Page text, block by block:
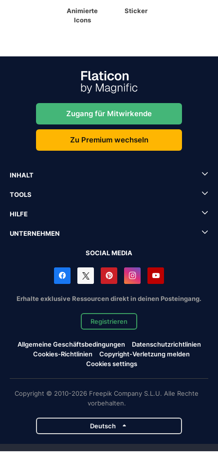
Animierte
Icons
Sticker
Zugang für Mitwirkende
Zu Premium wechseln
INHALT
TOOLS
HILFE
UNTERNEHMEN
SOCIAL MEDIA
Erhalte exklusive Ressourcen direkt in deinen Posteingang.
Registrieren
Allgemeine Geschäftsbedingungen
Datenschutzrichtlinien
Cookies-Richtlinien
Copyright-Verletzung melden
Cookies settings
Copyright © 2010-2026 Freepik Company S.L.U. Alle Rechte
vorbehalten.
Deutsch